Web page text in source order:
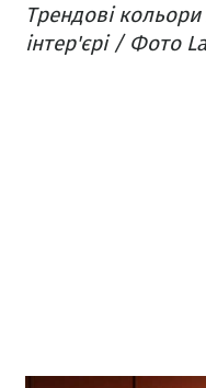
Трендові
інтер'єрі / Фото